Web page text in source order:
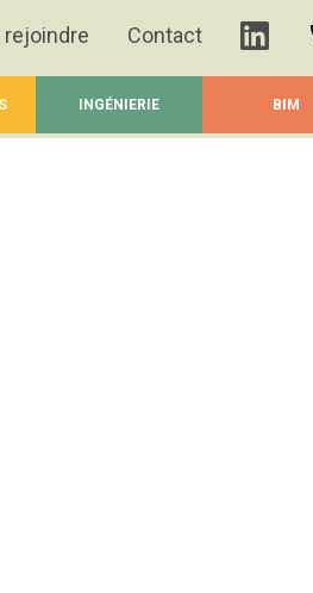
rejoindre Contact
INGÉNIERIE BIM